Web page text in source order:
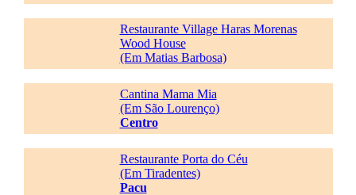
Restaurante Village Haras Morenas
Wood House
(Em Matias Barbosa)
Cantina Mama Mia
(Em São Lourenço)
Centro
Restaurante Porta do Céu
(Em Tiradentes)
Pacu